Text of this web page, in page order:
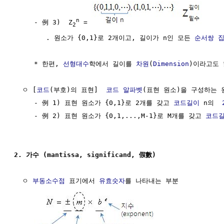
     - 例 3)  Z
2
n =
        . 원소가 {0,1}로 2개이고, 길이가 n인 모든
순서쌍
     * 한편,
선형대수학에서 길이를 차원 (Dimension )이라고도
  ㅇ [
코드 (부호)의 표현] 코드 알파벳 (표현 원소)을 구성하는
     - 例 1) 표현 원소가 {0,1}로 2개를 갖고
코드길이 n의
     - 例 2) 표현 원소가 {0,1,...,M-1}로 M개를 갖고
코드
2. 가수 (mantissa, significand, 假數)
  ㅇ
부동소수점 표기에서 유효숫자를 나타내는 부분